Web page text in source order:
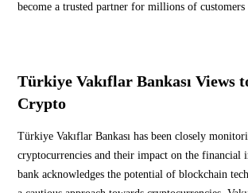
become a trusted partner for millions of customers
Türkiye Vakıflar Bankası Views
Crypto
Türkiye Vakıflar Bankası has been closely
cryptocurrencies and their impact on the financial
bank acknowledges the potential of blockchain